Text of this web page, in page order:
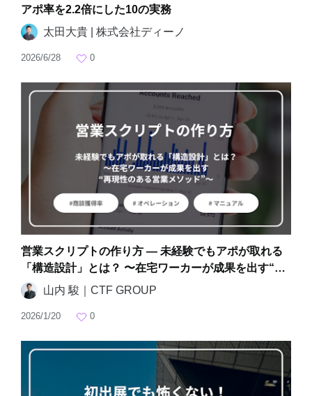
アポ率を2.2倍にした10の実務
太田大貴 | 株式会社ディーノ
2026/6/28 0
営業スクリプトの作り方 ― 未経験でもアポが取れる
「構造設計」とは？ 〜在宅ワーカーが成果を出す“再
現性のある営業メソッド”〜
山内 駿｜CTF GROUP
2026/1/20 0